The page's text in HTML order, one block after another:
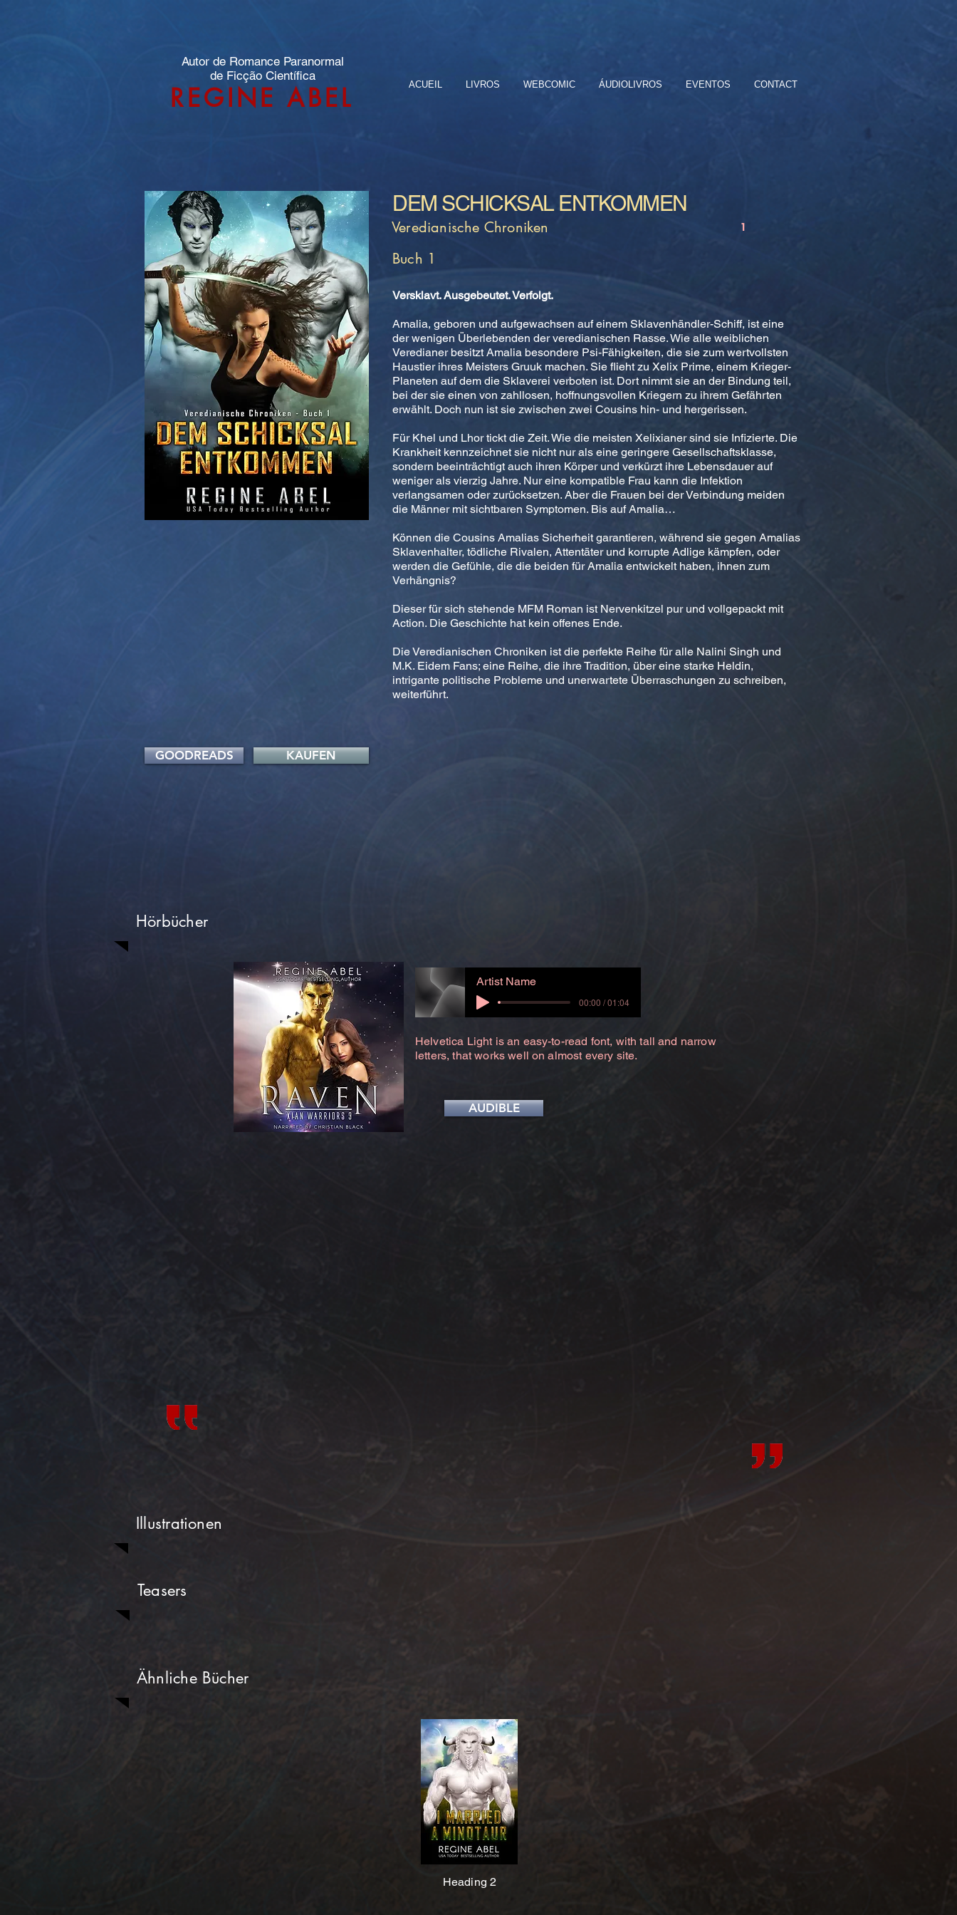
Autor de Romance Paranormal
de Ficção Científica
REGINE ABEL ACUEIL LIVROS WEBCOMIC ÁUDIOLIVROS EVENTOS CONTACT
DEM SCHICKSAL ENTKOMMEN
Veredianische Chroniken 1
Buch 1
Versklavt. Ausgebeutet. Verfolgt.
Amalia, geboren und aufgewachsen auf einem Sklavenhändler-Schiff, ist eine
der wenigen Überlebenden der veredianischen Rasse. Wie alle weiblichen
Veredianer besitzt Amalia besondere Psi-Fähigkeiten, die sie zum wertvollsten
Haustier ihres Meisters Gruuk machen. Sie flieht zu Xelix Prime, einem Krieger-
Planeten auf dem die Sklaverei verboten ist. Dort nimmt sie an der Bindung teil,
bei der sie einen von zahllosen, hoffnungsvollen Kriegern zu ihrem Gefährten
erwählt. Doch nun ist sie zwischen zwei Cousins hin- und hergerissen.
Für Khel und Lhor tickt die Zeit. Wie die meisten Xelixianer sind sie Infizierte. Die
Krankheit kennzeichnet sie nicht nur als eine geringere Gesellschaftsklasse,
sondern beeinträchtigt auch ihren Körper und verkürzt ihre Lebensdauer auf
weniger als vierzig Jahre. Nur eine kompatible Frau kann die Infektion
verlangsamen oder zurücksetzen. Aber die Frauen bei der Verbindung meiden
die Männer mit sichtbaren Symptomen. Bis auf Amalia…
Können die Cousins Amalias Sicherheit garantieren, während sie gegen Amalias
Sklavenhalter, tödliche Rivalen, Attentäter und korrupte Adlige kämpfen, oder
werden die Gefühle, die die beiden für Amalia entwickelt haben, ihnen zum
Verhängnis?
Dieser für sich stehende MFM Roman ist Nervenkitzel pur und vollgepackt mit
Action. Die Geschichte hat kein offenes Ende.
Die Veredianischen Chroniken ist die perfekte Reihe für alle Nalini Singh und
M.K. Eidem Fans; eine Reihe, die ihre Tradition, über eine starke Heldin,
intrigante politische Probleme und unerwartete Überraschungen zu schreiben,
weiterführt.
GOODREADS KAUFEN
Hörbücher
Artist Name
00:00 / 01:04
Helvetica Light is an easy-to-read font, with tall and narrow
letters, that works well on almost every site.
AUDIBLE
Illustrationen
Teasers
Ähnliche Bücher
Heading 2